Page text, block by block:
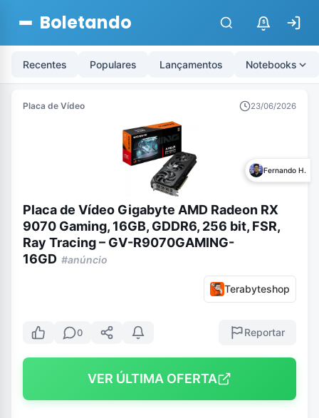
Boletando $
Recentes Populares Lançamentos Notebooks
Placa de Vídeo 23/06/2026
Fernando H.
Placa de Vídeo Gigabyte AMD Radeon RX
9070 Gaming, 16GB, GDDR6, 256 bit, FSR,
Ray Tracing – GV-R9070GAMING-
16GD #anúncio
Terabyteshop
0 Reportar
VER ÚLTIMA OFERTA